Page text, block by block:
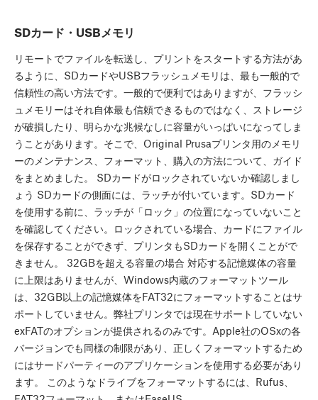
SDカード・USBメモリ
リモートでファイルを転送し、プリントをスタートする方法があ
るように、SDカードやUSBフラッシュメモリは、最も一般的で
信頼性の高い方法です。一般的で便利ではありますが、フラッシ
ュメモリーはそれ自体最も信頼できるものではなく、ストレージ
が破損したり、明らかな兆候なしに容量がいっぱいになってしま
うことがあります。そこで、Original Prusaプリンタ用のメモリ
ーのメンテナンス、フォーマット、購入の方法について、ガイド
をまとめました。 SDカードがロックされていないか確認しまし
ょう SDカードの側面には、ラッチが付いています。SDカード
を使用する前に、ラッチが「ロック」の位置になっていないこと
を確認してください。ロックされている場合、カードにファイル
を保存することができず、プリンタもSDカードを開くことがで
きません。 32GBを超える容量の場合 対応する記憶媒体の容量
に上限はありませんが、Windows内蔵のフォーマットツール
は、32GB以上の記憶媒体をFAT32にフォーマットすることはサ
ポートしていません。弊社プリンタでは現在サポートしていない
exFATのオプションが提供されるのみです。Apple社のOSxの各
バージョンでも同様の制限があり、正しくフォーマットするため
にはサードパーティーのアプリケーションを使用する必要があり
ます。 このようなドライブをフォーマットするには、Rufus、